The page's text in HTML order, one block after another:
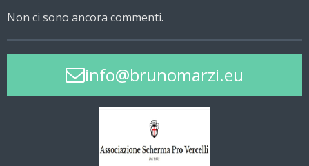
Non ci sono ancora commenti.
info@brunomarzi.eu